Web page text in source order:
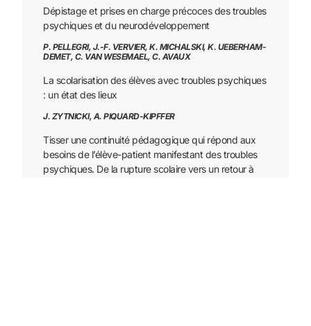
Dépistage et prises en charge précoces des troubles
psychiques et du neurodéveloppement
P. PELLEGRI, J.-F. VERVIER, K. MICHALSKI, K. UEBERHAM-
DEMET, C. VAN WESEMAEL, C. AVAUX
La scolarisation des élèves avec troubles psychiques
: un état des lieux
J. ZYTNICKI, A. PIQUARD-KIPFFER
Tisser une continuité pédagogique qui répond aux
besoins de l’élève-patient manifestant des troubles
psychiques. De la rupture scolaire vers un retour à